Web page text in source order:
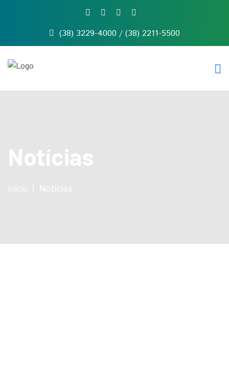
(38) 3229-4000 / (38) 2211-5500
somos
Notícias
Início Notícias